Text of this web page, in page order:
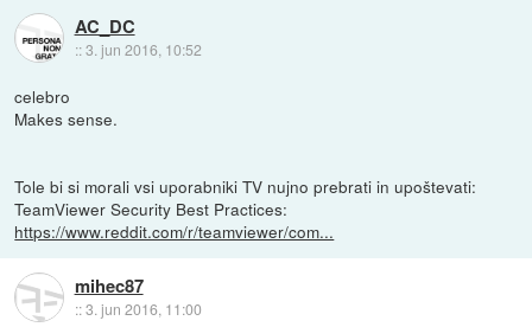
AC_DC
::3. jun 2016, 10:52
celebro
Makes sense.
Tole bi si morali vsi uporabniki TV nujno prebrati in upoštevati:
TeamViewer Security Best Practices:
https://www.reddit.com/r/teamviewer/com...
mihec87
::3. jun 2016, 11:00